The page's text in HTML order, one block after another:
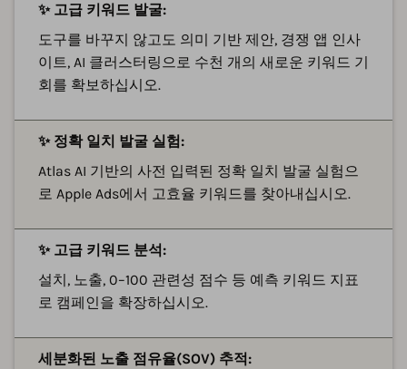
✨ 고급 키워드 발굴:
도구를 바꾸지 않고도 의미 기반 제안, 경쟁 앱 인사
이트, AI 클러스터링으로 수천 개의 새로운 키워드 기
회를 확보하십시오.
✨ 정확 일치 발굴 실험:
Atlas AI 기반의 사전 입력된 정확 일치 발굴 실험으
로 Apple Ads에서 고효율 키워드를 찾아내십시오.
✨ 고급 키워드 분석:
설치, 노출, 0–100 관련성 점수 등 예측 키워드 지표
로 캠페인을 확장하십시오.
세분화된 노출 점유율(SOV) 추적: